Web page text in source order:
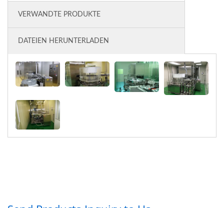
VERWANDTE PRODUKTE
DATEIEN HERUNTERLADEN